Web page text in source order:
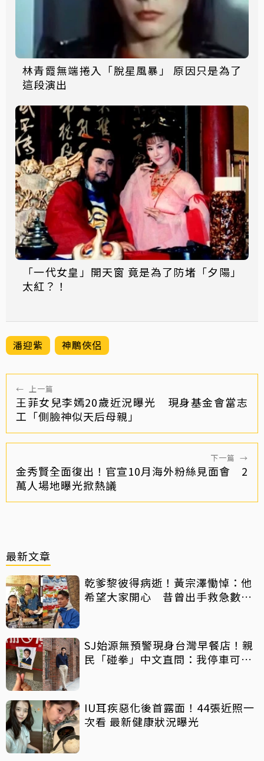
林青霞無端捲入「脫星風暴」 原因只是為了
這段演出
「一代女皇」開天窗 竟是為了防堵「夕陽」
太紅？！
潘迎紫 神鵰俠侶
← 上一篇
王菲女兒李嫣20歲近況曝光 現身基金會當志
工「側臉神似天后母親」
下一篇 →
金秀賢全面復出！官宣10月海外粉絲見面會 2
萬人場地曝光掀熱議
最新文章
乾爹黎彼得病逝！黃宗澤慟悼：他
希望大家開心 昔曾出手救急數十
SJ始源無預警現身台灣早餐店！親
民「碰拳」中文直問：我停車可以
IU耳疾惡化後首露面！44張近照一
次看 最新健康狀況曝光